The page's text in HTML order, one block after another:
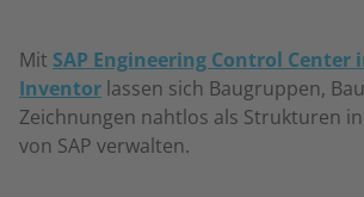
Mit SAP Engineering Control Center
Inventor lassen sich Baugruppen,
Zeichnungen nahtlos als Strukturen
von SAP verwalten.